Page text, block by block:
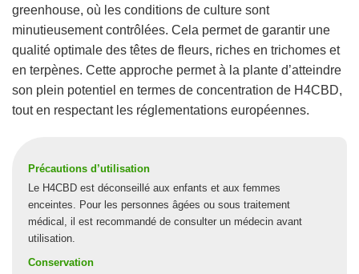
greenhouse, où les conditions de culture sont
minutieusement contrôlées. Cela permet de garantir une
qualité optimale des têtes de fleurs, riches en trichomes et
en terpènes. Cette approche permet à la plante d’atteindre
son plein potentiel en termes de concentration de H4CBD,
tout en respectant les réglementations européennes.
Précautions d’utilisation
Le H4CBD est déconseillé aux enfants et aux femmes
enceintes. Pour les personnes âgées ou sous traitement
médical, il est recommandé de consulter un médecin avant
utilisation.
Conservation